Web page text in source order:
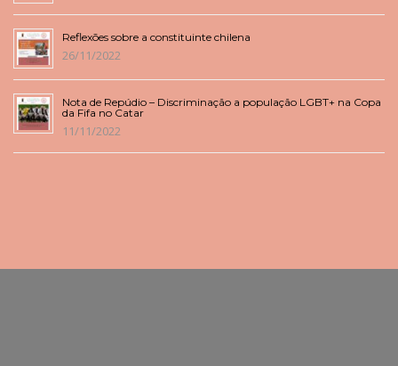
Reflexões sobre a constituinte chilena
26/11/2022
Nota de Repúdio – Discriminação a população LGBT+ na Copa
da Fifa no Catar
11/11/2022